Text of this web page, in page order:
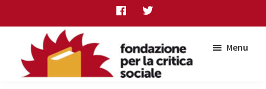
to
content
to
primary
sidebar
to
Menu